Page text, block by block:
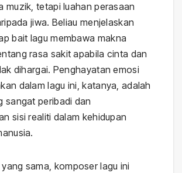
muzik, tetapi luahan perasaan
jiwa. Beliau menjelaskan
bait lagu membawa makna
rasa sakit apabila cinta dan
dihargai. Penghayatan emosi
dalam lagu ini, katanya, adalah
sangat peribadi dan
sisi realiti dalam kehidupan
sama, komposer lagu ini